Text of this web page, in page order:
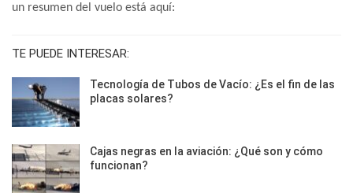
un resumen del vuelo está aquí:
TE PUEDE INTERESAR:
Tecnología de Tubos de Vacío: ¿Es el fin de las
placas solares?
Cajas negras en la aviación: ¿Qué son y cómo
funcionan?